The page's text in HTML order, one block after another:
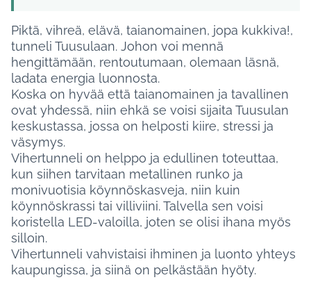
Piktä, vihreä, elävä, taianomainen, jopa kukkiva!,
tunneli Tuusulaan. Johon voi mennä
hengittämään, rentoutumaan, olemaan läsnä,
ladata energia luonnosta.
Koska on hyvää että taianomainen ja tavallinen
ovat yhdessä, niin ehkä se voisi sijaita Tuusulan
keskustassa, jossa on helposti kiire, stressi ja
väsymys.
Vihertunneli on helppo ja edullinen toteuttaa,
kun siihen tarvitaan metallinen runko ja
monivuotisia köynnöskasveja, niin kuin
köynnöskrassi tai villiviini. Talvella sen voisi
koristella LED-valoilla, joten se olisi ihana myös
silloin.
Vihertunneli vahvistaisi ihminen ja luonto yhteys
kaupungissa, ja siinä on pelkästään hyöty.